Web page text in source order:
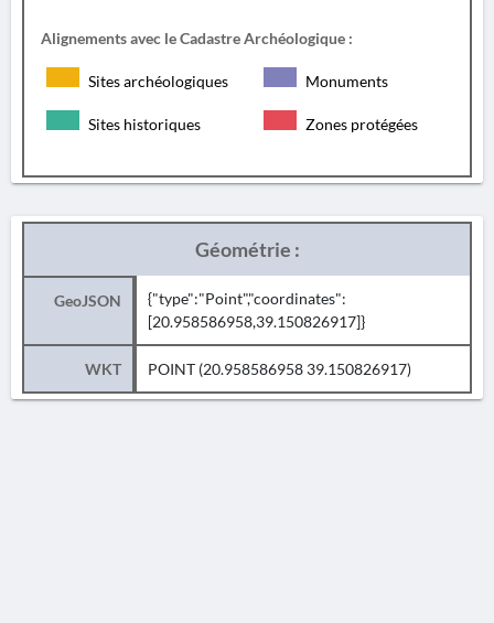
Alignements avec le Cadastre Archéologique :
Sites archéologiques Monuments
Sites historiques Zones protégées
Géométrie :
GeoJSON
{"type":"Point","coordinates":
[20.958586958,39.150826917]}
WKT POINT (20.958586958 39.150826917)